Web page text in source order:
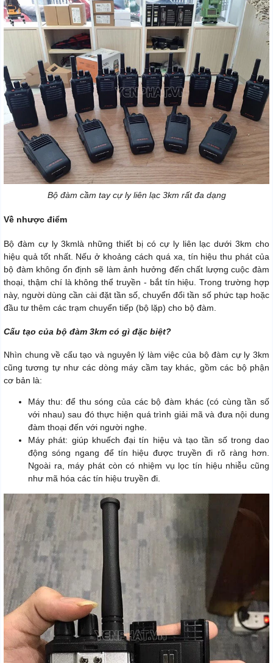
Bộ đàm cầm tay cự ly liên lạc 3km rất đa dạng
Về nhược điểm
Bộ đàm cự ly 3kmlà những thiết bị có cự ly liên lạc dưới 3km cho
hiệu quả tốt nhất. Nếu ở khoảng cách quá xa, tín hiệu thu phát của
bộ đàm không ổn định sẽ làm ảnh hưởng đến chất lượng cuộc đàm
thoại, thậm chí là không thể truyền - bắt tín hiệu. Trong trường hợp
này, người dùng cần cài đặt tần số, chuyển đổi tần số phức tạp hoặc
đầu tư thêm các trạm chuyển tiếp (bộ lặp) cho bộ đàm.
Cấu tạo của bộ đàm 3km có gì đặc biệt?
Nhìn chung về cấu tạo và nguyên lý làm việc của bộ đàm cự ly 3km
cũng tương tự như các dòng máy cầm tay khác, gồm các bộ phận
cơ bản là:
Máy thu: để thu sóng của các bộ đàm khác (có cùng tần số
với nhau) sau đó thực hiện quá trình giải mã và đưa nội dung
đàm thoại đến với người nghe.
Máy phát: giúp khuếch đại tín hiệu và tạo tần số trong dao
động sóng ngang để tín hiệu được truyền đi rõ ràng hơn.
Ngoài ra, máy phát còn có nhiệm vụ lọc tín hiệu nhiễu cũng
như mã hóa các tín hiệu truyền đi.